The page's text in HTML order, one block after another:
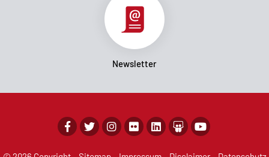
Newsletter